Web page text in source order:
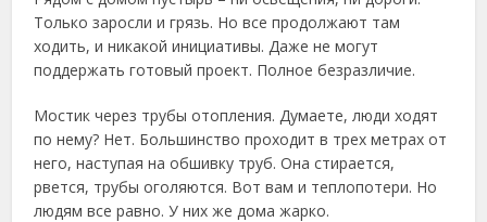
Только заросли и грязь. Но все продолжают там
ходить, и никакой инициативы. Даже не могут
поддержать готовый проект. Полное безразличие.
Мостик через трубы отопления. Думаете, люди ходят
по нему? Нет. Большинство проходит в трех метрах от
него, наступая на обшивку труб. Она стирается,
рвется, трубы оголяются. Вот вам и теплопотери. Но
людям все равно. У них же дома жарко.